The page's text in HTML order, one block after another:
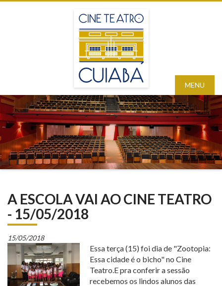
MENU
A ESCOLA VAI AO CINE TEATRO
- 15/05/2018
15/05/2018
Essa terça (15) foi dia de "Zootopia:
Essa cidade é o bicho" no Cine
Teatro.E pra conferir a sessão
recebemos os lindos alunos das